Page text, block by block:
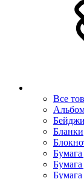
Все
Бейджи
Бланки
Бумага